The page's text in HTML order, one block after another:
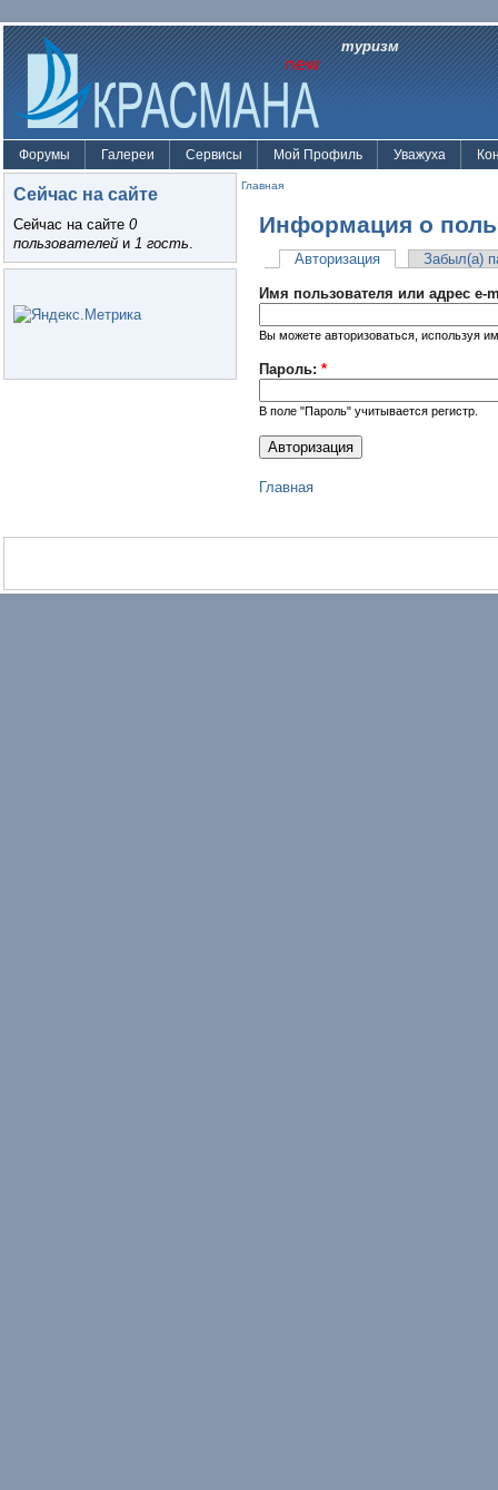
туризм
Форумы Галереи Сервисы Мой Профиль Уважуха
Сейчас на сайте
Сейчас на сайте 0
пользователей и 1 гость.
Главная
Информация о
Авторизация Забыл(а)
Имя пользователя или адрес e-
Вы можете авторизоваться, используя
Пароль: *
В поле "Пароль" учитывается регистр.
Главная